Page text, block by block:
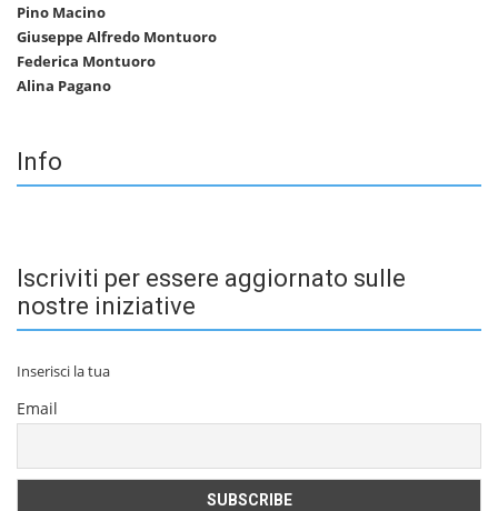
Pino Macino
Giuseppe Alfredo Montuoro
Federica Montuoro
Alina Pagano
Info
Iscriviti per essere aggiornato sulle
nostre iniziative
Inserisci la tua
Email